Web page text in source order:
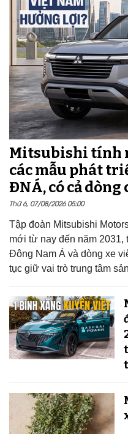
Mitsubishi tính
các mẫu phát
ĐNÁ, có cả
Thứ 6, 07/08/2026 05:00
Tập đoàn Mitsubishi
mới từ nay đến năm 2031,
Đông Nam Á và dòng xe
tục giữ vai trò trung tâm